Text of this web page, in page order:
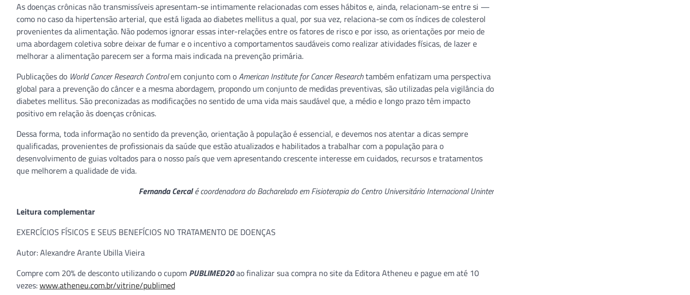
As doenças crônicas não transmissíveis apresentam-se intimamente relacionadas com esses hábitos e, ainda, relacionam-se entre si —
como no caso da hipertensão arterial, que está ligada ao diabetes mellitus a qual, por sua vez, relaciona-se com os índices de colesterol
provenientes da alimentação. Não podemos ignorar essas inter-relações entre os fatores de risco e por isso, as orientações por meio de
uma abordagem coletiva sobre deixar de fumar e o incentivo a comportamentos saudáveis como realizar atividades físicas, de lazer e
melhorar a alimentação parecem ser a forma mais indicada na prevenção primária.
Publicações do World Cancer Research Controlem conjunto com oAmerican Institute for Cancer Researchtambém enfatizam uma perspectiva
global para a prevenção do câncer e a mesma abordagem, propondo um conjunto de medidas preventivas, são utilizadas pela vigilância do
diabetes mellitus. São preconizadas as modificações no sentido de uma vida mais saudável que, a médio e longo prazo têm impacto
positivo em relação às doenças crônicas.
Dessa forma, toda informação no sentido da prevenção, orientação à população é essencial, e devemos nos atentar a dicas sempre
qualificadas, provenientes de profissionais da saúde que estão atualizados e habilitados a trabalhar com a população para o
desenvolvimento de guias voltados para o nosso país que vem apresentando crescente interesse em cuidados, recursos e tratamentos
que melhorem a qualidade de vida.
Fernanda Cercalé coordenadora do Bacharelado em Fisioterapia do Centro Universitário Internacional Uninter
Leitura complementar
EXERCÍCIOS FÍSICOS E SEUS BENEFÍCIOS NO TRATAMENTO DE DOENÇAS
Autor: Alexandre Arante Ubilla Vieira
Compre com 20% de desconto utilizando o cupom PUBLIMED20ao finalizar sua compra no site da Editora Atheneu e pague em até 10
vezes:www.atheneu.com.br/vitrine/publimed